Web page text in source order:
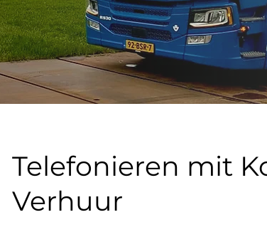
Telefonieren mit
Verhuur